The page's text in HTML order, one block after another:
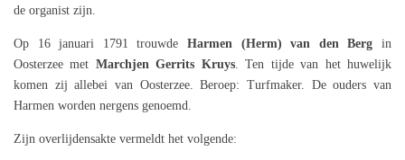
de organist zijn.
Op 16 januari 1791 trouwde Harmen (Herm) van den Berg
in
Oosterzee met Marchjen Gerrits Kruys. Ten tijde van het huwelijk
komen zij allebei van Oosterzee. Beroep: Turfmaker. De ouders van
Harmen worden nergens genoemd.
Zijn overlijdensakte vermeldt het volgende: